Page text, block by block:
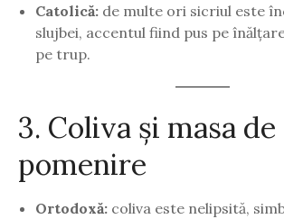
Catolică: de multe ori sicriul este
slujbei, accentul fiind pus pe
pe trup.
3. Coliva și masa de
pomenire
Ortodoxă: coliva este nelipsită,